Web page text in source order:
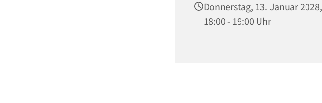
Donnerstag, 13. Januar 2028,
18:00 - 19:00 Uhr